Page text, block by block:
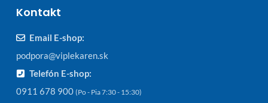
Kontakt
Email E-shop:
podpora@viplekaren.sk
Telefón E-shop:
0911 678 900 (Po - Pia 7:30 - 15:30)